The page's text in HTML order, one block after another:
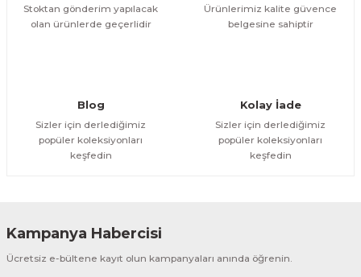
Stoktan gönderim yapılacak
olan ürünlerde geçerlidir
Ürünlerimiz kalite güvence
belgesine sahiptir
Blog
Sizler için derlediğimiz
popüler koleksiyonları
keşfedin
Kolay İade
Sizler için derlediğimiz
popüler koleksiyonları
keşfedin
Kampanya Habercisi
Ücretsiz e-bültene kayıt olun kampanyaları anında öğrenin.